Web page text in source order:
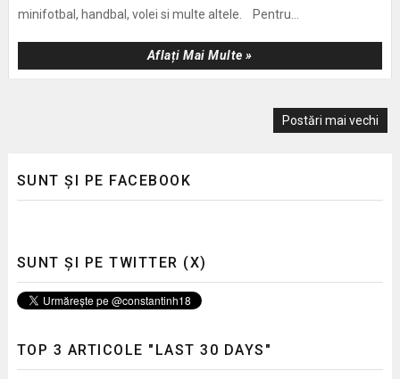
minifotbal, handbal, volei si multe altele. Pentru...
Aflați Mai Multe »
Postări mai vechi
SUNT ȘI PE FACEBOOK
SUNT ȘI PE TWITTER (X)
TOP 3 ARTICOLE "LAST 30 DAYS"